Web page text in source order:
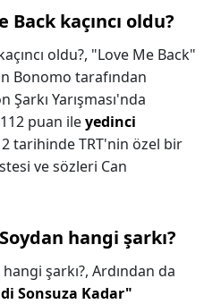
Back kaçıncı oldu?
oldu?, "Love Me Back"
Bonomo tarafından
Yarışması'nda
puan ileyedinci
tarihinde TRT'nin özel bir
ve sözleri Can
hangi şarkı?
şarkı?, Ardından da
Sonsuza Kadar"